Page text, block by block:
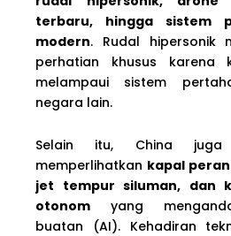
terbaru, hingga sistem
modern. Rudal hipersonik
perhatian khusus karena
melampaui sistem
negara lain.
Selain itu, China juga
memperlihatkan kapal
jet tempur siluman, dan
otonom yang
buatan (AI). Kehadiran